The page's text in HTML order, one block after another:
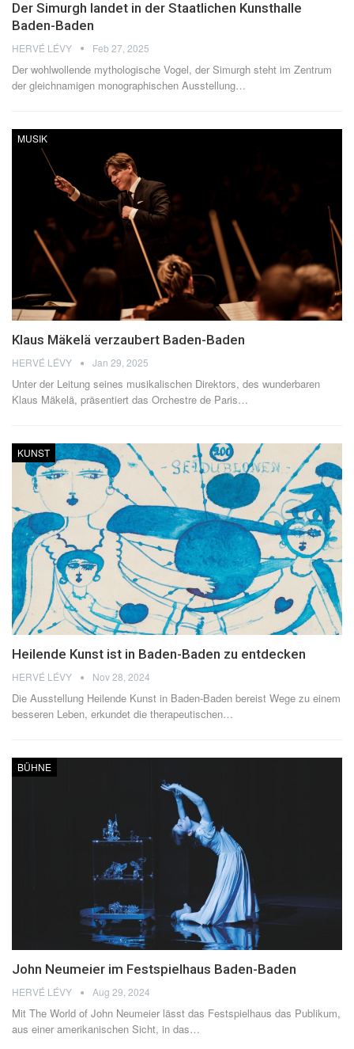
Der Simurgh landet in der Staatlichen Kunsthalle
Baden-Baden
HERVÉ LÉVY Feb 27, 2025
Der wohlwollende mythologische Vogel, der Simurgh steht im Zentrum
der gleichnamigen monographischen Ausstellung…
MUSIK
Klaus Mäkelä verzaubert Baden-Baden
HERVÉ LÉVY Jan 29, 2025
Unter der Leitung seines musikalischen Direktors, des wunderbaren
Klaus Mäkelä, präsentiert das Orchestre de Paris…
KUNST
Heilende Kunst ist in Baden-Baden zu entdecken
HERVÉ LÉVY Nov 28, 2024
Die Ausstellung Heilende Kunst in Baden-Baden bereist Wege zu einem
besseren Leben, erkundet die therapeutischen…
BÜHNE
John Neumeier im Festspielhaus Baden-Baden
HERVÉ LÉVY Aug 29, 2024
Mit The World of John Neumeier lässt das Festspielhaus das Publikum,
aus einer amerikanischen Sicht, in das…